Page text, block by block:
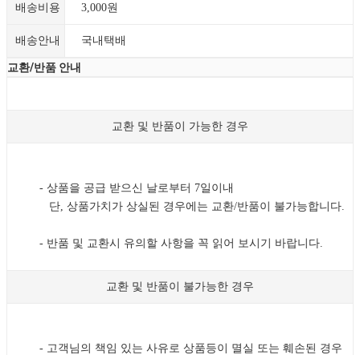
배송비용 3,000원
배송안내 국내택배
교환/반품 안내
교환 및 반품이 가능한 경우
- 상품을 공급 받으신 날로부터 7일이내
단, 상품가치가 상실된 경우에는 교환/반품이 불가능합니다.
- 반품 및 교환시 유의할 사항을 꼭 읽어 보시기 바랍니다.
교환 및 반품이 불가능한 경우
- 고객님의 책임 있는 사유로 상품등이 멸실 또는 훼손된 경우